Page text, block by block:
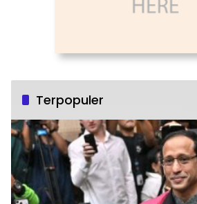
Terpopuler